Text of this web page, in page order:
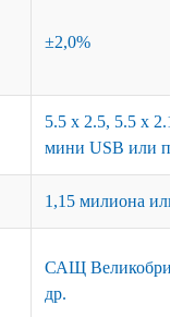
±2,0%
5.5 x 2.5, 5.5 x 2.1,
мини USB или
1,15 милиона или
САЩ
др.